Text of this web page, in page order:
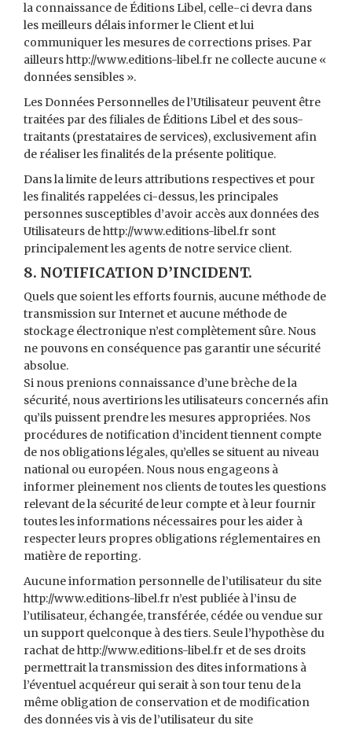
la connaissance de Éditions Libel, celle-ci devra dans
les meilleurs délais informer le Client et lui
communiquer les mesures de corrections prises. Par
ailleurs http://www.editions-libel.fr ne collecte aucune «
données sensibles ».
Les Données Personnelles de l’Utilisateur peuvent être
traitées par des filiales de Éditions Libel et des sous-
traitants (prestataires de services), exclusivement afin
de réaliser les finalités de la présente politique.
Dans la limite de leurs attributions respectives et pour
les finalités rappelées ci-dessus, les principales
personnes susceptibles d’avoir accès aux données des
Utilisateurs de http://www.editions-libel.fr sont
principalement les agents de notre service client.
8. NOTIFICATION D’INCIDENT.
Quels que soient les efforts fournis, aucune méthode de
transmission sur Internet et aucune méthode de
stockage électronique n’est complètement sûre. Nous
ne pouvons en conséquence pas garantir une sécurité
absolue.
Si nous prenions connaissance d’une brèche de la
sécurité, nous avertirions les utilisateurs concernés afin
qu’ils puissent prendre les mesures appropriées. Nos
procédures de notification d’incident tiennent compte
de nos obligations légales, qu’elles se situent au niveau
national ou européen. Nous nous engageons à
informer pleinement nos clients de toutes les questions
relevant de la sécurité de leur compte et à leur fournir
toutes les informations nécessaires pour les aider à
respecter leurs propres obligations réglementaires en
matière de reporting.
Aucune information personnelle de l’utilisateur du site
http://www.editions-libel.fr n’est publiée à l’insu de
l’utilisateur, échangée, transférée, cédée ou vendue sur
un support quelconque à des tiers. Seule l’hypothèse du
rachat de http://www.editions-libel.fr et de ses droits
permettrait la transmission des dites informations à
l’éventuel acquéreur qui serait à son tour tenu de la
même obligation de conservation et de modification
des données vis à vis de l’utilisateur du site